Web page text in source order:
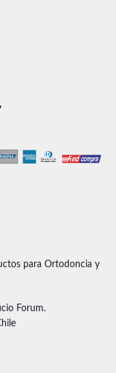
para Ortodoncia y
Forum.